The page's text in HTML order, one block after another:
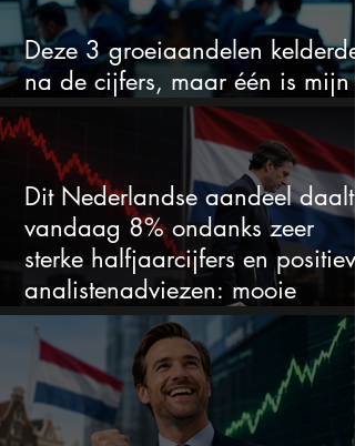
Deze 3 groeiaandelen
na de cijfers, maar één is mijn
duidelijke favoriet
Dit Nederlandse aandeel daalt
vandaag 8% ondanks zeer
sterke halfjaarcijfers en positieve
analistenadviezen: mooie
koopkans?